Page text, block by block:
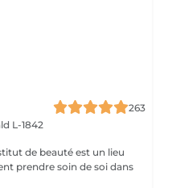
263
L-1842
de beauté est un lieu
prendre soin de soi dans